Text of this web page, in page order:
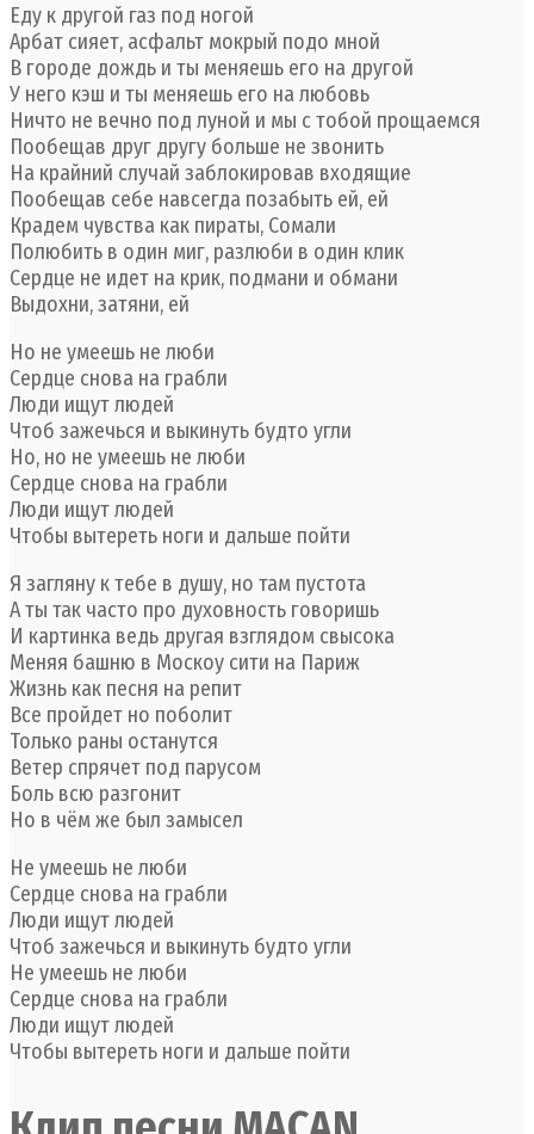
Еду к другой газ под ногой
Арбат сияет, асфальт мокрый подо мной
В городе дождь и ты меняешь его на другой
У него кэш и ты меняешь его на любовь
Ничто не вечно под луной и мы с тобой прощаемся
Пообещав друг другу больше не звонить
На крайний случай заблокировав входящие
Пообещав себе навсегда позабыть ей, ей
Крадем чувства как пираты, Сомали
Полюбить в один миг, разлюби в один клик
Сердце не идет на крик, подмани и обмани
Выдохни, затяни, ей
Но не умеешь не люби
Сердце снова на грабли
Люди ищут людей
Чтоб зажечься и выкинуть будто угли
Но, но не умеешь не люби
Сердце снова на грабли
Люди ищут людей
Чтобы вытереть ноги и дальше пойти
Я загляну к тебе в душу, но там пустота
А ты так часто про духовность говоришь
И картинка ведь другая взглядом свысока
Меняя башню в Москоу сити на Париж
Жизнь как песня на репит
Все пройдет но поболит
Только раны останутся
Ветер спрячет под парусом
Боль всю разгонит
Но в чём же был замысел
Не умеешь не люби
Сердце снова на грабли
Люди ищут людей
Чтоб зажечься и выкинуть будто угли
Не умеешь не люби
Сердце снова на грабли
Люди ищут людей
Чтобы вытереть ноги и дальше пойти